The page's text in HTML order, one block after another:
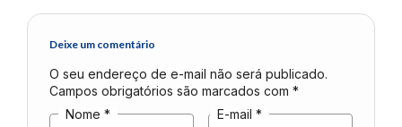
Deixe um comentário
O seu endereço de e-mail não será publicado.
Campos obrigatórios são marcados com *
Nome * E-mail *